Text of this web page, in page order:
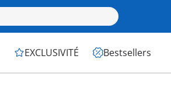
EXCLUSIVITÉ Bestsellers